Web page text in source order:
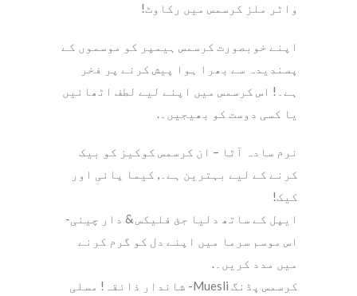
واٹر ملز کرسمس میں رکاوٹ!
اپنے خوبصورت کرسمس ہیمپر کو موسموں کے
پسندیدہ سے بھرا ہوا پیش کرنے پر فخر
ہے۔! اس کرسمس میں اپنے لیے لطف اٹھائیں
یا کسی دوست کو بھیجیں۔.
نرم سادہ آٹا – ان کرسمس کوکیز کو بیک
کرنے کے لیے بہترین ہے۔, کیما پائی اور
کیک!
ایپل کے ساتھ دلیا جئ فلیکس & دار چینی-
اس موسم سرما میں اپنے دل کو گرم کرنے
میں مدد کریں۔.
کرسمس پڈنگ Muesli- شاندار ذائقہ! مسلی